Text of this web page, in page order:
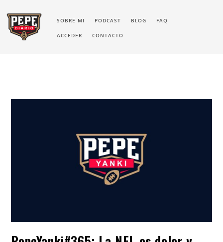
SOBRE MI PODCAST BLOG FAQ
ACCEDER CONTACTO